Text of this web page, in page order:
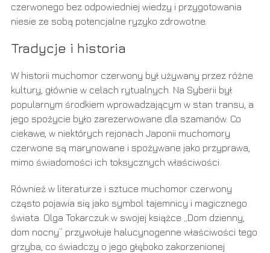
czerwonego bez odpowiedniej wiedzy i przygotowania
niesie ze sobą potencjalne ryzyko zdrowotne.
Tradycje i historia
W historii muchomor czerwony był używany przez różne
kultury, głównie w celach rytualnych. Na Syberii był
popularnym środkiem wprowadzającym w stan transu, a
jego spożycie było zarezerwowane dla szamanów. Co
ciekawe, w niektórych rejonach Japonii muchomory
czerwone są marynowane i spożywane jako przyprawa,
mimo świadomości ich toksycznych właściwości.
Również w literaturze i sztuce muchomor czerwony
często pojawia się jako symbol tajemnicy i magicznego
świata. Olga Tokarczuk w swojej książce „Dom dzienny,
dom nocny” przywołuje halucynogenne właściwości tego
grzyba, co świadczy o jego głęboko zakorzenionej